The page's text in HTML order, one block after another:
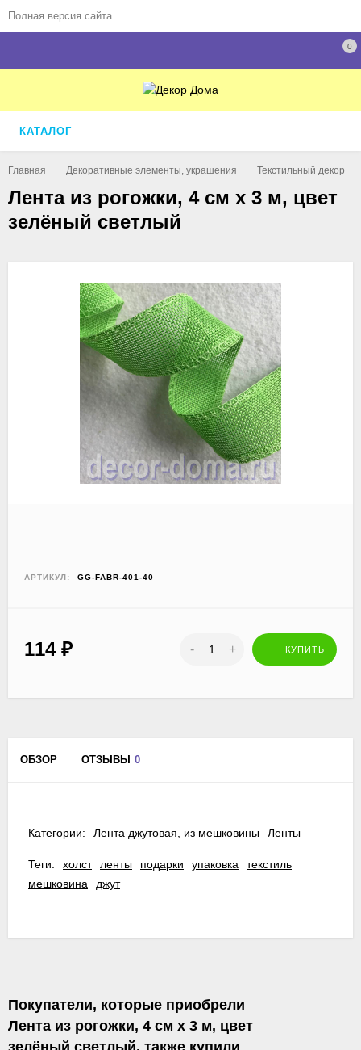
Полная версия сайта
0
КАТАЛОГ
Главная Декоративные элементы, украшения Текстильный декор
Лента из рогожки, 4 см х 3 м, цвет
зелёный светлый
АРТИКУЛ: GG-FABR-401-40
114 ₽ - + КУПИТЬ
ОБЗОР ОТЗЫВЫ 0
Категории: Лента джутовая, из мешковины Ленты
Теги: холст ленты подарки упаковка
текстиль
мешковина
джут
Покупатели, которые приобрели
Лента из рогожки, 4 см х 3 м, цвет
зелёный светлый, также купили